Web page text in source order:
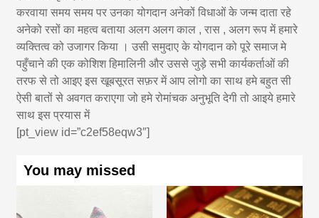
करवाया समय समय पर उनका योगदान अनेकों विधाओं के जन्म दाता रहे
अनेको रसों का महत्व बताया अलग अलग काल , रास , अलग रूप में हमारे
व्यक्तित्व को उजागर किया । उसी समुदाए के योगदान को पूरे समाज मे
पहुँचाने की एक कोशिश हिमालिनी और उससे जुड़े सभी कार्यकर्ताओं की
तरफ से तो आइए इस खूबसूरत सफ़र में आप लोगो का साथ हमे बहुत सी
ऐसी बातों से अवगत कराएगा जो हमे रोमांचक अनुभूति देगी तो आइये हमारे
साथ इस प्रयास में
[pt_view id=”c2ef58eqw3″]
You may missed